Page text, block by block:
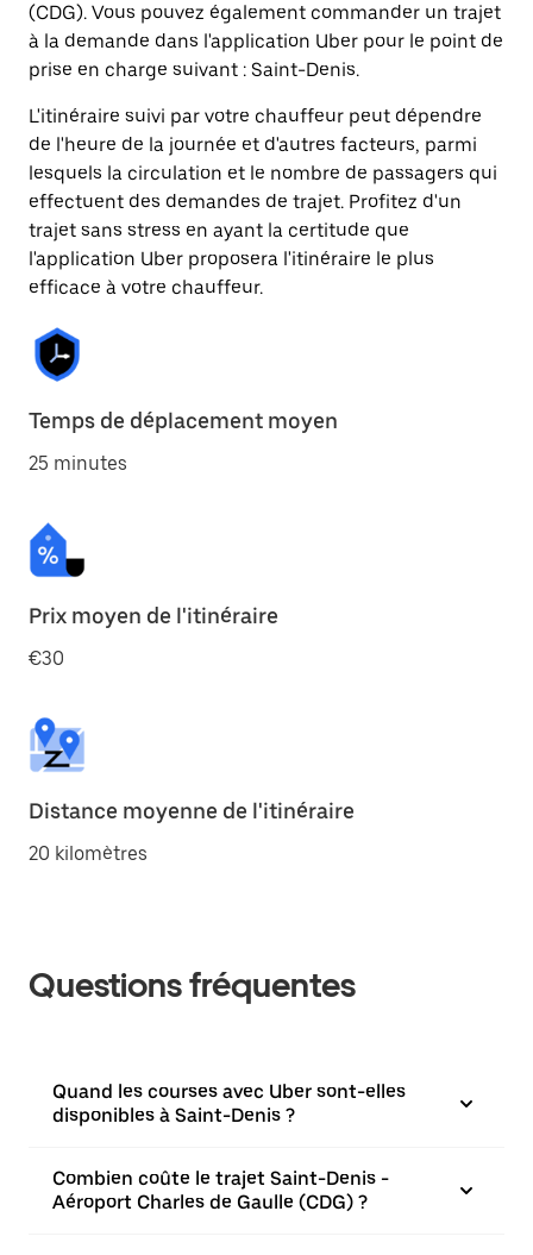
(CDG). Vous pouvez également commander un trajet
à la demande dans l'application Uber pour le point de
prise en charge suivant : Saint-Denis.
L'itinéraire suivi par votre chauffeur peut dépendre
de l'heure de la journée et d'autres facteurs, parmi
lesquels la circulation et le nombre de passagers qui
effectuent des demandes de trajet. Profitez d'un
trajet sans stress en ayant la certitude que
l'application Uber proposera l'itinéraire le plus
efficace à votre chauffeur.
Temps de déplacement moyen
25 minutes
Prix moyen de l'itinéraire
€30
Distance moyenne de l'itinéraire
20 kilomètres
Questions fréquentes
Quand les courses avec Uber sont-elles
disponibles à Saint-Denis ?
Combien coûte le trajet Saint-Denis -
Aéroport Charles de Gaulle (CDG) ?